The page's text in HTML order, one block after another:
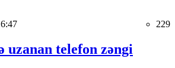
229
telefon zəngi